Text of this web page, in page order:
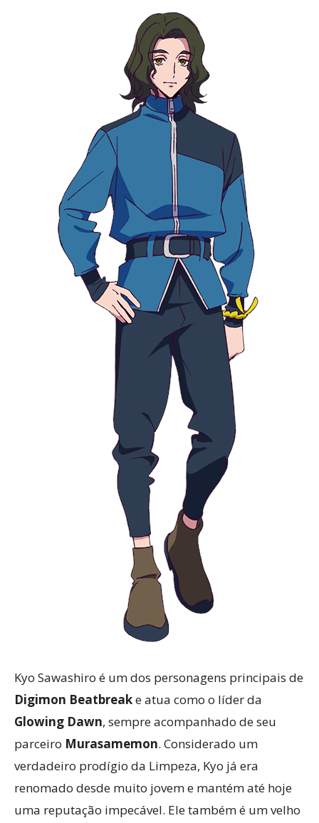
Kyo Sawashiro é um dos personagens principais de
Digimon Beatbreake atua como o líder da
Glowing Dawn, sempre acompanhado de seu
parceiro Murasamemon. Considerado um
verdadeiro prodígio da Limpeza, Kyo já era
renomado desde muito jovem e mantém até hoje
uma reputação impecável. Ele também é um velho